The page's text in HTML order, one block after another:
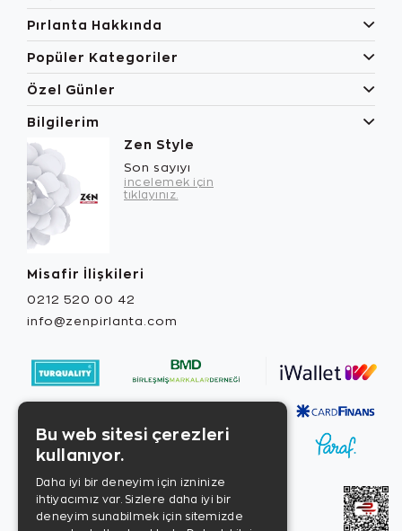
Pırlanta Hakkında
Popüler Kategoriler
Özel Günler
Bilgilerim
Zen Style
Son sayıyı
incelemek için
tıklayınız.
Misafir İlişkileri
0212 520 00 42
info@zenpirlanta.com
Bu web sitesi çerezleri
kullanıyor.
Daha iyi bir deneyim için izninize
ihtiyacımız var. Sizlere daha iyi bir
deneyim sunabilmek için sitemizde